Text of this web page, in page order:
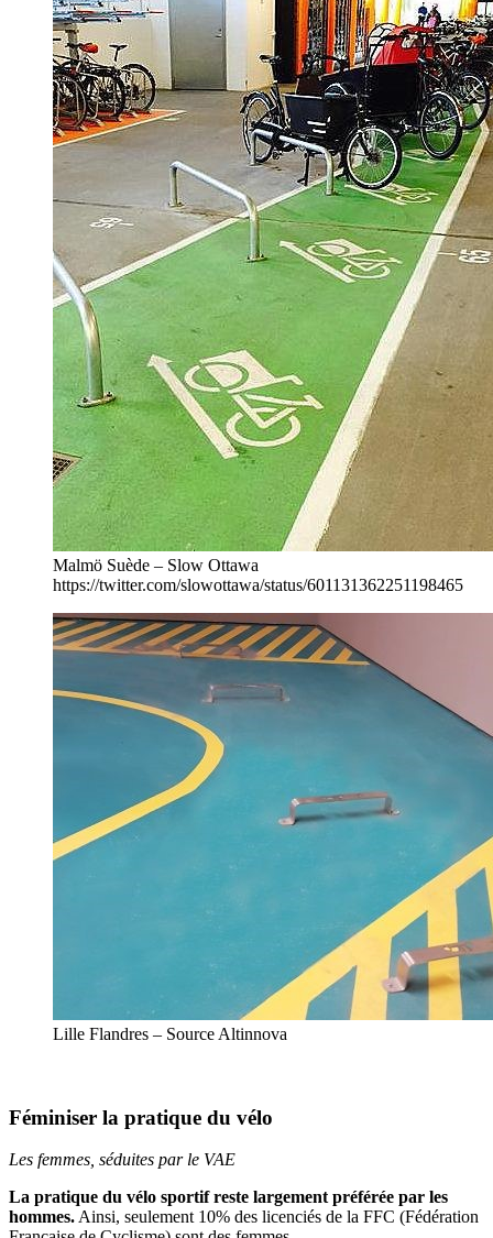
Malmö Suède – Slow Ottawa
https://twitter.com/slowottawa/status/601131362251198465
Lille Flandres – Source Altinnova
Féminiser la pratique du vélo
Les femmes, séduites par le VAE
La pratique du vélo sportif reste largement préférée par les
hommes.Ainsi, seulement 10% des licenciés de la FFC (Fédération